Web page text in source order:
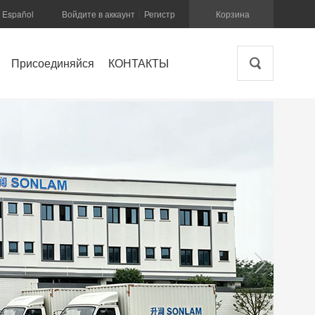
Корзина
Войдите в аккаунт Регистр
Español
Присоединяйся КОНТАКТЫ